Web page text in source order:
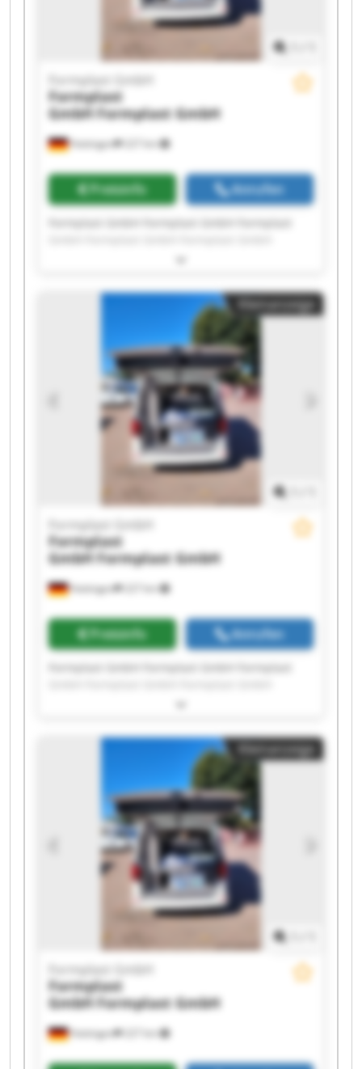
Hattingen 227 km
Formplast GmbH
Formplast
GmbH Formplast GmbH
Preisinfo Anrufen
Formplast GmbH Formplast GmbH Formplast
Formplast GmbH Formplast GmbH Formplast
GmbH Formplast GmbH Formplast GmbH
Formplast GmbH Formplast GmbH Formplast
GmbH Formplast GmbH Formplast GmbH
Kleinanzeige
Hattingen 227 km
Formplast GmbH
Formplast
GmbH Formplast GmbH
Preisinfo Anrufen
Formplast GmbH Formplast GmbH Formplast
Formplast GmbH Formplast GmbH Formplast
GmbH Formplast GmbH Formplast GmbH
Formplast GmbH Formplast GmbH Formplast
GmbH Formplast GmbH Formplast GmbH
Kleinanzeige
Hattingen 227 km
Formplast GmbH
Formplast
GmbH Formplast GmbH